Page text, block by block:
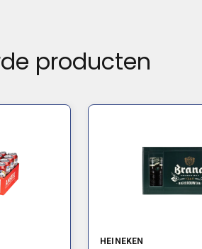
producten
HEINEKEN